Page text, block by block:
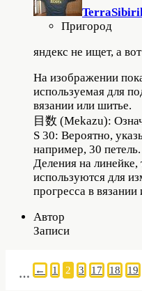
Пригород
яндекс не ищет, а
На изображении
используемая для
вязании или шитье.
目数 (Mekazu):
S 30: Вероятно,
например, 30 петель.
Деления на линейке,
используются для
прогресса в вязании
Автор
Записи
← 1 2 3
… 17 18 19